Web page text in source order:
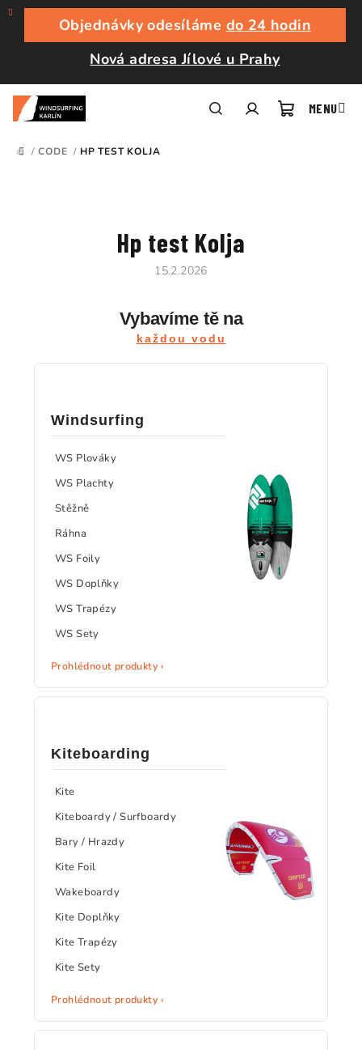
Přejít
obsah
Objednávky odesíláme do 24 hodin
Nová adresa Jílové u Prahy
DOMŮ
/ CODE / HP TEST KOLJA
Hp test Kolja
15.2.2026
Vybavíme tě na
každou vodu
Windsurfing
WS Plováky
WS Plachty
Stěžně
Ráhna
WS Foily
WS Doplňky
WS Trapézy
WS Sety
Prohlédnout produkty ›
Kiteboarding
Kite
Kiteboardy / Surfboardy
Bary / Hrazdy
Kite Foil
Wakeboardy
Kite Doplňky
Kite Trapézy
Kite Sety
Prohlédnout produkty ›